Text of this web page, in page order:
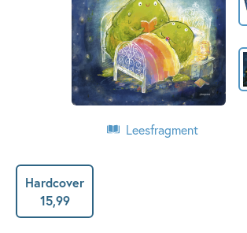
Leesfragment
Hardcover
15,99